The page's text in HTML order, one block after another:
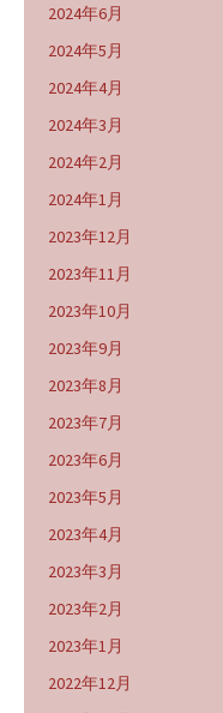
2024年6月
2024年5月
2024年4月
2024年3月
2024年2月
2024年1月
2023年12月
2023年11月
2023年10月
2023年9月
2023年8月
2023年7月
2023年6月
2023年5月
2023年4月
2023年3月
2023年2月
2023年1月
2022年12月